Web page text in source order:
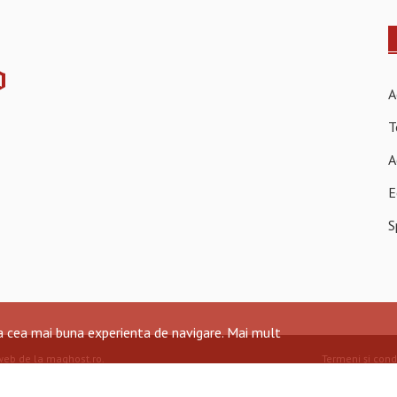
de la maghost.ro. Termeni și
mai buna experienta de navigare.Mai mult